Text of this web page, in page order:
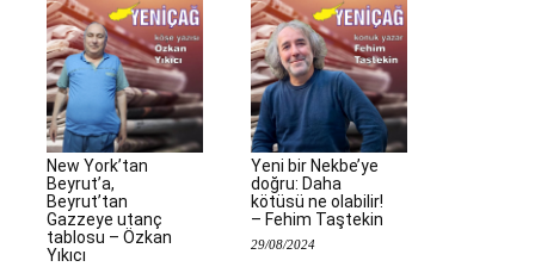
New York’tan
Beyrut’a,
Beyrut’tan
Gazzeye utanç
tablosu – Özkan
Yıkıcı
Yeni bir Nekbe’ye
doğru: Daha
kötüsü ne olabilir!
– Fehim Taştekin
29/08/2024